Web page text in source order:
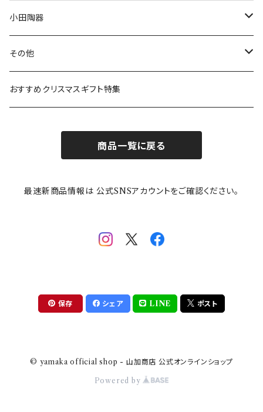
ボウル
ガラスウェア
カトラリー
リトルミイの日記念アイテム
スヌーピー
ピーターラビット
ポケットモンスター
mofusand（モフサンド）
mofsand×日比谷花壇
ちびまる子ちゃんandクレヨンしんちゃん
LISA LARSON(リサラーソン)
LAURA ASHLEY(ローラ アシュレイ)
Finlayson(フィンレイソン)
HANAE MORI(ハナエモリ)
THE BEATLES(ザ・ビートルズ)
【山加商店×yaeko】migratory bird
ねこ企画
Cecera(セセラ)
CELEC(セレック)
隅切り重箱
HAPPY DINING(ハッピーダイニング)
小田陶器
さざなみ
吉祥
メイメイウェア
SoSo(ソソ）
その他
リサイクル食器
おすすめクリスマスギフト特集
商品一覧に戻る
最速新商品情報は 公式SNSアカウントをご確認ください。
保存 シェア LINE ポスト
© yamaka official shop - 山加商店 公式オンラインショップ
Powered by